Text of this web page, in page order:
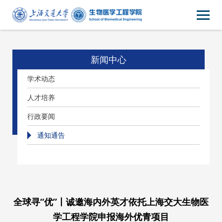
新闻中心
学术动态
人才培养
行政要闻
通知通告
全球寻“优”丨诚邀海内外英才依托上海交大生物医
学工程学院申报海外优青项目